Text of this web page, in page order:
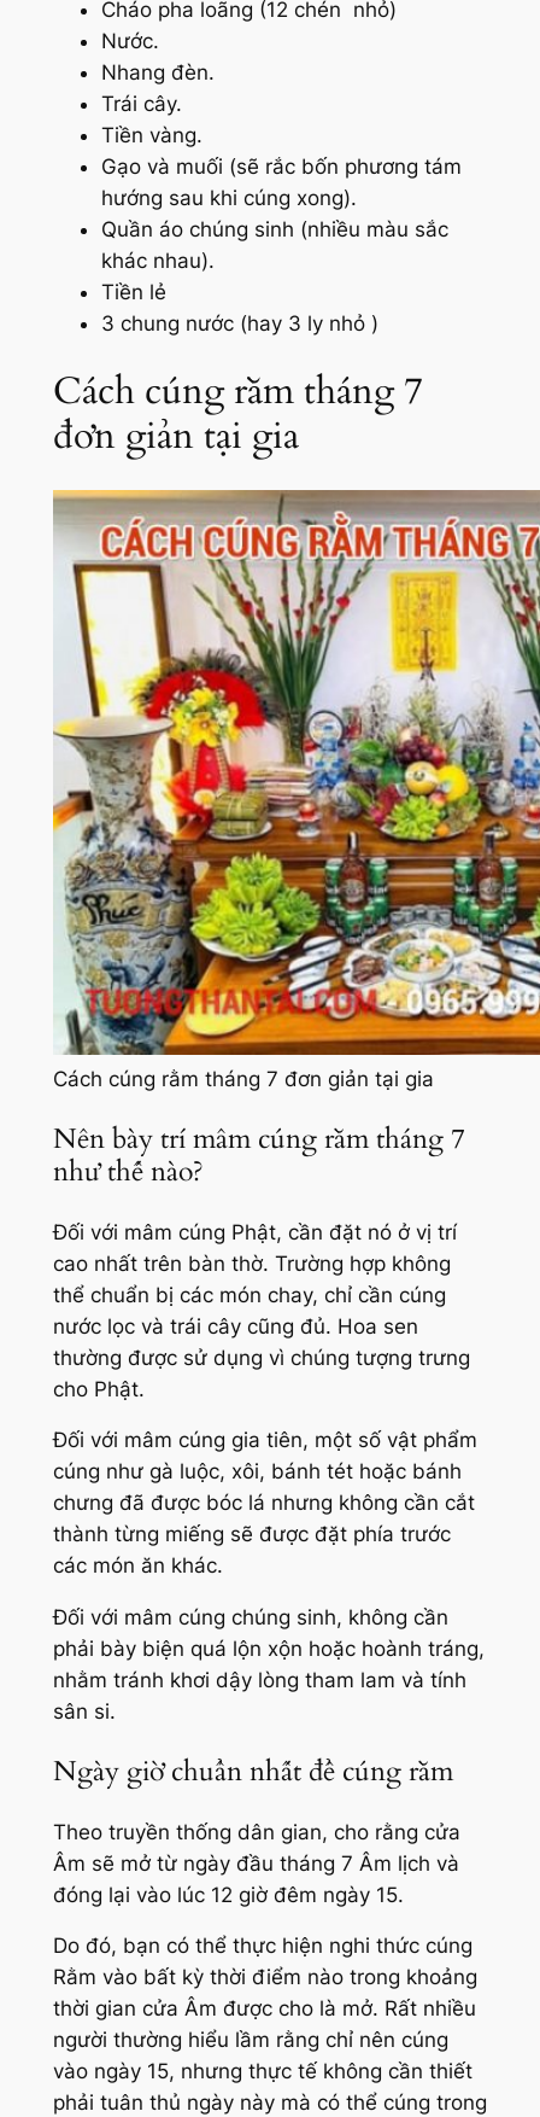
Cháo pha loãng (12 chén nhỏ)
Nước.
Nhang đèn.
Trái cây.
Tiền vàng.
Gạo và muối (sẽ rắc bốn phương tám
hướng sau khi cúng xong).
Quần áo chúng sinh (nhiều màu sắc
khác nhau).
Tiền lẻ
3 chung nước (hay 3 ly nhỏ )
Cách cúng rằm tháng 7
đơn giản tại gia
Cách cúng rằm tháng 7 đơn giản tại gia
Nên bày trí mâm cúng rằm tháng 7
như thế nào?
Đối với mâm cúng Phật, cần đặt nó ở vị trí
cao nhất trên bàn thờ. Trường hợp không
thể chuẩn bị các món chay, chỉ cần cúng
nước lọc và trái cây cũng đủ. Hoa sen
thường được sử dụng vì chúng tượng trưng
cho Phật.
Đối với mâm cúng gia tiên, một số vật phẩm
cúng như gà luộc, xôi, bánh tét hoặc bánh
chưng đã được bóc lá nhưng không cần cắt
thành từng miếng sẽ được đặt phía trước
các món ăn khác.
Đối với mâm cúng chúng sinh, không cần
phải bày biện quá lộn xộn hoặc hoành tráng,
nhằm tránh khơi dậy lòng tham lam và tính
sân si.
Ngày giờ chuẩn nhất để cúng rằm
Theo truyền thống dân gian, cho rằng cửa
Âm sẽ mở từ ngày đầu tháng 7 Âm lịch và
đóng lại vào lúc 12 giờ đêm ngày 15.
Do đó, bạn có thể thực hiện nghi thức cúng
Rằm vào bất kỳ thời điểm nào trong khoảng
thời gian cửa Âm được cho là mở. Rất nhiều
người thường hiểu lầm rằng chỉ nên cúng
vào ngày 15, nhưng thực tế không cần thiết
phải tuân thủ ngày này mà có thể cúng trong